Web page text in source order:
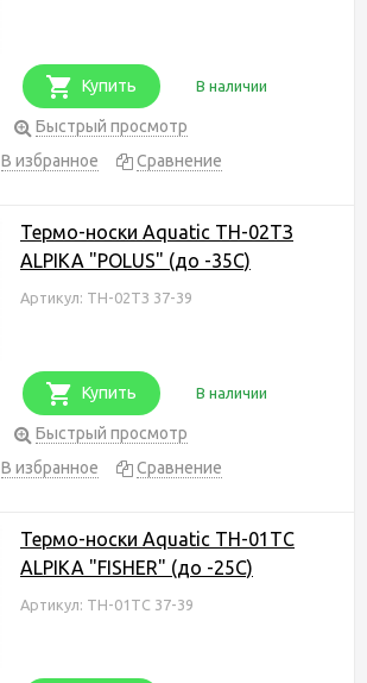
Купить В наличии
Быстрый просмотр
В избранное
Сравнение
Термо-носки Aquatic ТН-02ТЗ
ALPIKA "POLUS" (до -35С)
Артикул: ТН-02ТЗ 37-39
Купить В наличии
Быстрый просмотр
В избранное
Сравнение
Термо-носки Aquatic ТН-01ТС
ALPIKA "FISHER" (до -25С)
Артикул: ТН-01ТС 37-39